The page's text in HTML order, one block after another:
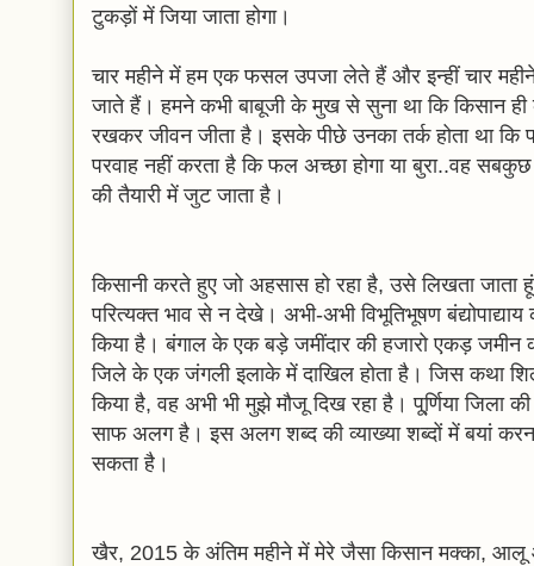
टुकड़ों में जिया जाता होगा।
चार महीने में हम एक फसल उपजा लेते हैं और इन्हीं चार
जाते हैं। हमने कभी बाबूजी के मुख से सुना था कि किसान ही
रखकर जीवन जीता है। इसके पीछे उनका तर्क होता था कि
परवाह नहीं करता है कि फल अच्छा होगा या बुरा..वह
की तैयारी में जुट जाता है।
किसानी करते हुए जो अहसास हो रहा है, उसे लिखता
परित्यक्त भाव से न देखे। अभी-अभी विभूतिभूषण
किया है। बंगाल के एक बड़े जमींदार की हजारो एकड़ जमीन
जिले के एक जंगली इलाके में दाखिल होता है। जिस कथा
किया है, वह अभी भी मुझे मौजू दिख रहा है। पू्र्णिया जिला
साफ अलग है। इस अलग शब्द की व्याख्या शब्दों में बयां
सकता है।
खैर, 2015 के अंतिम महीने में मेरे जैसा किसान मक्का,